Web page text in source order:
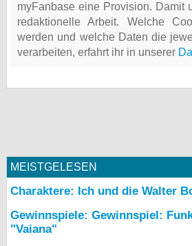
myFanbase eine Provision. Damit
redaktionelle Arbeit. Welche
werden und welche Daten die
verarbeiten, erfahrt ihr in unserer
MEISTGELESEN
Charaktere: Ich und die Walter
Gewinnspiele: Gewinnspiel:
"Vaiana"